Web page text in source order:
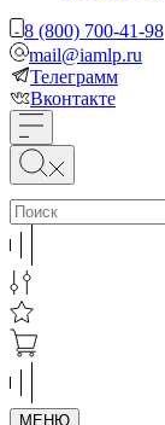
8 (800) 700-41-98
mail@iamlp.ru
Телеграмм
Вконтакте
МЕНЮ